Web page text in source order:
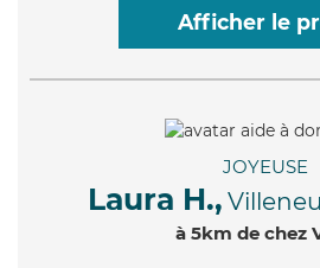
Afficher le
JOYEUSE
Laura H.,
à 5km de chez